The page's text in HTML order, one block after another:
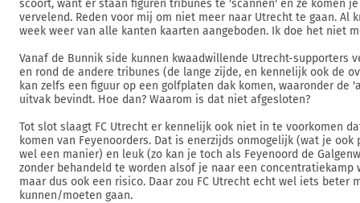
scoort, want er staan figuren tribunes te 'scannen' en ze komen
vervelend. Reden voor mij om niet meer naar Utrecht te gaan. Al
week weer van alle kanten kaarten aangeboden. Ik doe het niet
Vanaf de Bunnik side kunnen kwaadwillende Utrecht-supporters
en rond de andere tribunes (de lange zijde, en kennelijk ook de
kan zelfs een figuur op een golfplaten dak komen, waaronder de
uitvak bevindt. Hoe dan? Waarom is dat niet afgesloten?
Tot slot slaagt FC Utrecht er kennelijk ook niet in te voorkomen
komen van Feyenoorders. Dat is enerzijds onmogelijk (wat je ook
wel een manier) en leuk (zo kan je toch als Feyenoord de
zonder behandeld te worden alsof je naar een concentratiekamp
maar dus ook een risico. Daar zou FC Utrecht echt wel iets beter
kunnen/moeten gaan.